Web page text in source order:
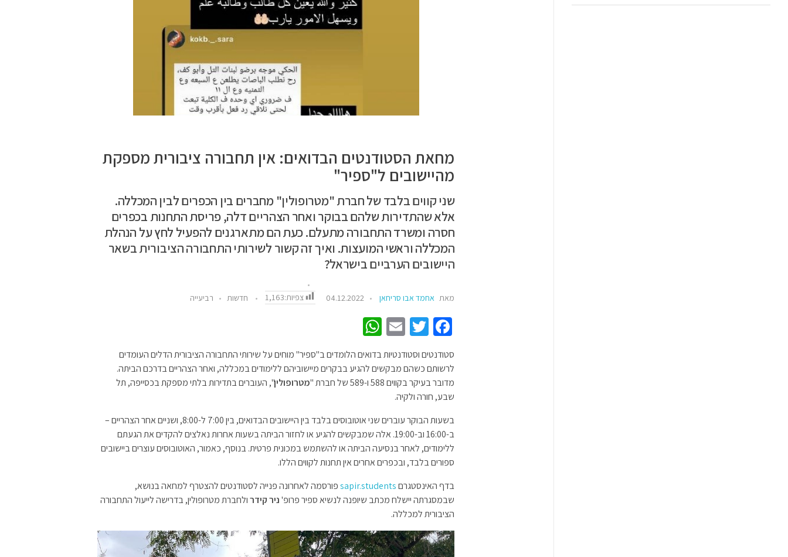
מחאת הסטודנטים הבדואים: אין תחבורה ציבורית מספקת
מהיישובים ל"ספיר"
שני קווים בלבד של חברת "מטרופולין" מחברים בין הכפרים לבין המכללה.
אלא שהתדירות שלהם בבוקר ואחר הצהריים דלה, פריסת התחנות בכפרים
חסרה ומשרד התחבורה מתעלם. כעת הם מתארגנים להפעיל לחץ על הנהלת
המכללה וראשי המועצות. ואיך זה קשור לשירותי התחבורה הציבורית בשאר
היישובים הערביים בישראל?
מאת אחמד אבו סריחאן 04.12.2022 צפיות:1,163 חדשות רביעייה
Fa
b
o
o
k
T
tt
er
E
ail
W
at
sA
p
סטודנטים וסטודנטיות בדואים הלומדים ב"ספיר" מוחים על שירותי התחבורה הציבורית הדלים העומדים
לרשותם כשהם מבקשים להגיע בבקרים מיישוביהם ללימודים במכללה, ואחר הצהריים בדרכם הביתה.
מדובר בעיקר בקווים 588 ו-589 של חברת "
מטרופולין", העוברים בתדירות בלתי מספקת בכסייפה, תל
שבע, חורה ולקיה.
בשעות הבוקר עוברים שני אוטובוסים בלבד בין היישובים הבדואים, בין 7:00 ל-8:00, ושניים אחר הצהריים –
ב-16:00 וב-19:00. אלה שמבקשים להגיע או לחזור הביתה בשעות אחרות נאלצים להקדים את הגעתם
ללימודים, לאחר בנסיעה הביתה או להשתמש במכונית פרטית. בנוסף, כאמור, האוטובוסים עוצרים ביישובים
ספורים בלבד, ובכפרים אחרים אין תחנות לקווים הללו.
בדף האינסטגרםsapir.studentsפורסמה לאחרונה פנייה לסטודנטים להצטרף למחאה בנושא,
שבמסגרתה יישלח מכתב שיופנה לנשיא ספיר פרופ'ניר קידרולחברת מטרופולין, בדרישה לייעול התחבורה
הציבורית למכללה.